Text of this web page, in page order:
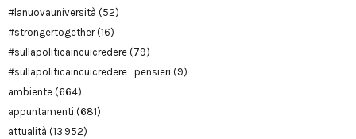
#lanuovauniversità (52)
#strongertogether(16)
#sullapoliticaincuicredere (79)
#sullapoliticaincuicredere_pensieri (9)
ambiente (664)
appuntamenti (681)
attualità (13.952)